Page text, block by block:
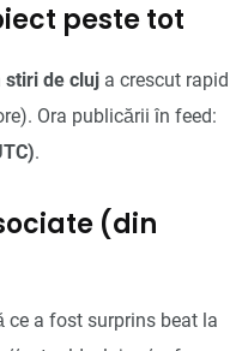
peste tot
stiri de cluj a crescut rapid
Ora publicării în feed:
.
(din
ce a fost surprins beat la